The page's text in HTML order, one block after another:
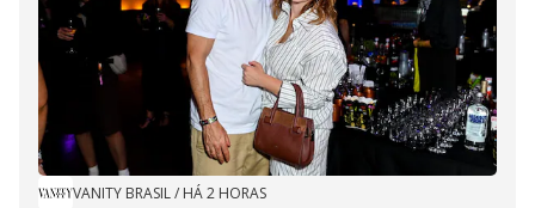
VANITY BRASIL/ HÁ 2 HORAS